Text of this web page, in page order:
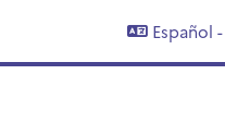
Español